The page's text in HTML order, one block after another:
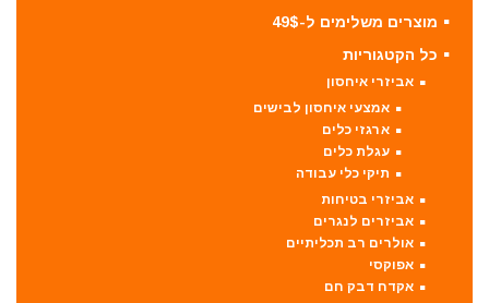
מוצרים משלימים ל-49$
כל הקטגוריות
אביזרי איחסון
אמצעי איחסון לבישים
ארגזי כלים
עגלת כלים
תיקי כלי עבודה
אביזרי בטיחות
אביזרים לנגרים
אולרים רב תכליתיים
אפוקסי
אקדח דבק חם